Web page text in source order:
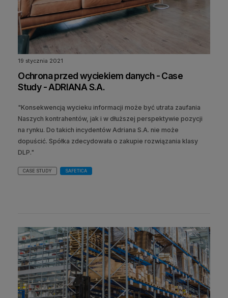
19 stycznia 2021
Ochrona przed wyciekiem danych - Case
Study - ADRIANA S.A.
"Konsekwencją wycieku informacji może być utrata zaufania
Naszych kontrahentów, jak i w dłuższej perspektywie pozycji
na rynku. Do takich incydentów Adriana S.A. nie może
dopuścić. Spółka zdecydowała o zakupie rozwiązania klasy
DLP."
CASE STUDY SAFETICA